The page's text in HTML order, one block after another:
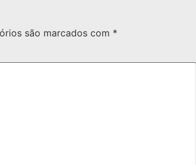
são marcados com *